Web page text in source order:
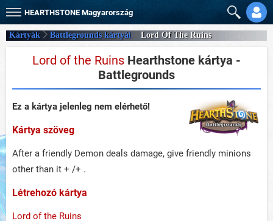
HEARTHSTONE Magyarország
Kártyák Battlegrounds kártyái Lord Of The Ruins
Lord of the Ruins Hearthstone kártya -
Battlegrounds
Ez a kártya jelenleg nem elérhető!
Kártya szöveg
After a friendly Demon deals damage, give friendly minions
other than it + /+ .
Létrehozó kártya
Lord of the Ruins